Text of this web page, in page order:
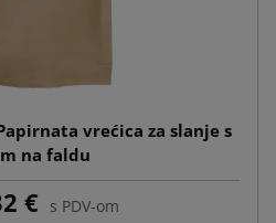
vrećica za slanje s
na faldu
€ s PDV-om